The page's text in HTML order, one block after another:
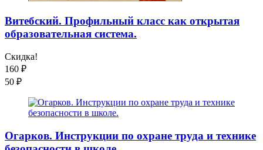
Витебский. Профильный класс как открытая
образовательная система.
Скидка!
160 ₽
50 ₽
Огарков. Инструкции по охране труда и технике